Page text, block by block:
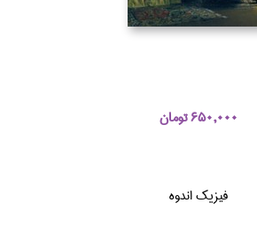
650,000 تومان
فيزيك اندوه